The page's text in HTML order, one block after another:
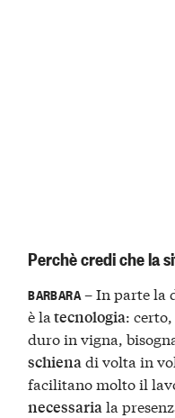
Perchè credi che la
BARBARA– In parte la
è la tecnologia:
duro in vigna,
schienadi volta in
facilitano molto il
necessariala